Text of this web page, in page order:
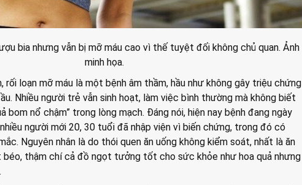
bia nhưng vẫn bị mỡ máu cao vì thế tuyệt đối không chủ quan. Ảnh
minh họa.
rối loạn mỡ máu là một bệnh âm thầm, hầu như không gây triệu chứng
Nhiều người trẻ vẫn sinh hoạt, làm việc bình thường mà không biết
bom nổ chậm” trong lòng mạch. Đáng nói, hiện nay bệnh đang ngày
người mới 20, 30 tuổi đã nhập viện vì biến chứng, trong đó có
Nguyên nhân là do thói quen ăn uống không kiểm soát, nhất là ăn
béo, thậm chí cả đồ ngọt tưởng tốt cho sức khỏe như hoa quả nhưng